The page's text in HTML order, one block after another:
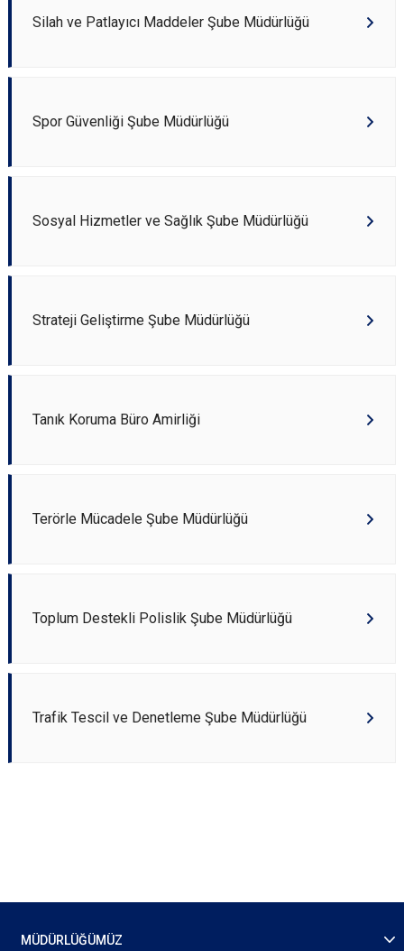
Silah ve Patlayıcı Maddeler Şube Müdürlüğü
Spor Güvenliği Şube Müdürlüğü
Sosyal Hizmetler ve Sağlık Şube Müdürlüğü
Strateji Geliştirme Şube Müdürlüğü
Tanık Koruma Büro Amirliği
Terörle Mücadele Şube Müdürlüğü
Toplum Destekli Polislik Şube Müdürlüğü
Trafik Tescil ve Denetleme Şube Müdürlüğü
MÜDÜRLÜĞÜMÜZ